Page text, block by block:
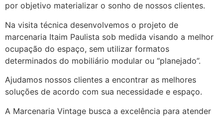
por objetivo materializar o sonho de nossos clientes.
Na visita técnica desenvolvemos o projeto de
marcenaria Itaim Paulista sob medida visando a melhor
ocupação do espaço, sem utilizar formatos
determinados do mobiliário modular ou “planejado”.
Ajudamos nossos clientes a encontrar as melhores
soluções de acordo com sua necessidade e espaço.
A Marcenaria Vintage busca a excelência para atender